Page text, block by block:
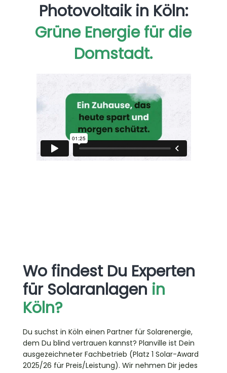
Photovoltaik in Köln:
Grüne Energie für die
Domstadt.
Wo findest Du Experten
für Solaranlagen in
Köln?
Du suchst in Köln einen Partner für Solarenergie,
dem Du blind vertrauen kannst? Planville ist Dein
ausgezeichneter Fachbetrieb (Platz 1 Solar-Award
2025/26 für Preis/Leistung). Wir nehmen Dir jedes